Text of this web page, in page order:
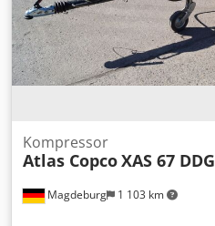
Magdeburg 1 103 km
Kompressor
Atlas CopcoXAS 67 DDG